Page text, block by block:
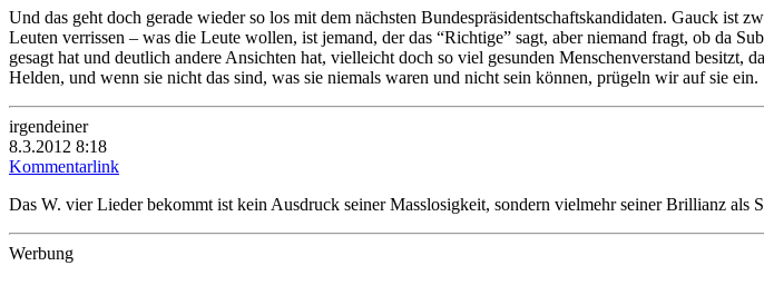
Und das geht doch gerade wieder so los mit dem nächsten Bundespräsidentschaftskandidaten. Gauck
Leuten verrissen – was die Leute wollen, ist jemand, der das “Richtige” sagt, aber niemand fragt, ob da
gesagt hat und deutlich andere Ansichten hat, vielleicht doch so viel gesunden Menschenverstand
Helden, und wenn sie nicht das sind, was sie niemals waren und nicht sein können, prügeln wir auf sie ein.
irgendeiner
8.3.2012 8:18
Kommentarlink
Das W. vier Lieder bekommt ist kein Ausdruck seiner Masslosigkeit, sondern vielmehr seiner Brillianz als
Werbung